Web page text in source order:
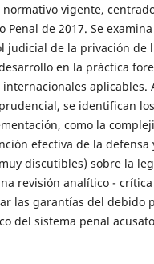
vigente,
Penal de 2017. Se
judicial de la privación de
en la práctica
aplicables.
se identifican
como la
efectiva de la
discutibles) sobre la
revisión analítico -
las garantías del debido
del sistema penal